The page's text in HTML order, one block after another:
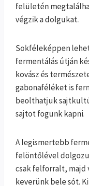
felületén
végzik a dolgukat.
Sokféleképpen
fermentálás útján
kovász és
gabonaféléket is
beolthatjuk
sajtot fogunk kapni.
A legismertebb
felöntőlével
csak felforralt, majd
keverünk bele sót.